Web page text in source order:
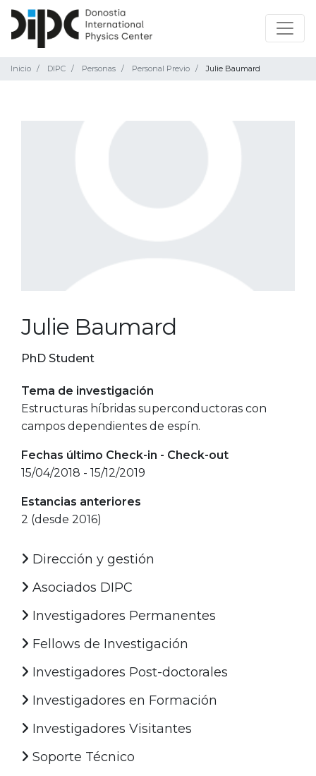
Inicio DIPC Personas Personal Previo Julie Baumard
Julie Baumard
PhD Student
Tema de investigación
Estructuras híbridas superconductoras con
campos dependientes de espín.
Fechas último Check-in - Check-out
15/04/2018 - 15/12/2019
Estancias anteriores
2 (desde 2016)
Dirección y gestión
Asociados DIPC
Investigadores Permanentes
Fellows de Investigación
Investigadores Post-doctorales
Investigadores en Formación
Investigadores Visitantes
Soporte Técnico